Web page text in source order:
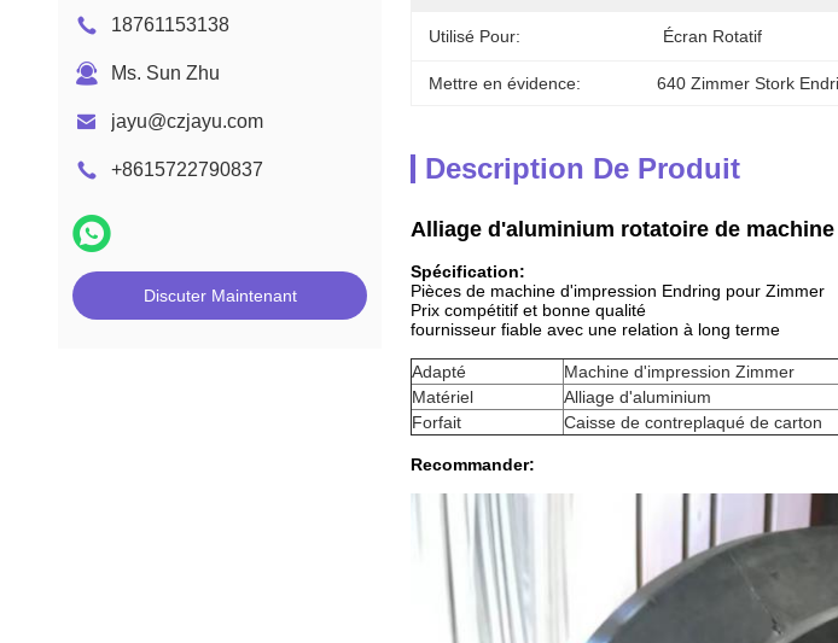
18761153138
Ms. Sun Zhu
jayu@czjayu.com
+8615722790837
Discuter Maintenant
Utilisé Pour: Écran Rotatif
Mettre en évidence: 640 Zimmer Stork
Description De Produit
Alliage d'aluminium rotatoire de
Spécification:
Pièces de machine d'impression Endring pour Zimmer
Prix ​​compétitif et bonne qualité
fournisseur fiable avec une relation à long terme
Adapté
Machine d'impression Zimmer
Matériel
Alliage d'aluminium
Forfait
Caisse de contreplaqué de carton
Recommander: